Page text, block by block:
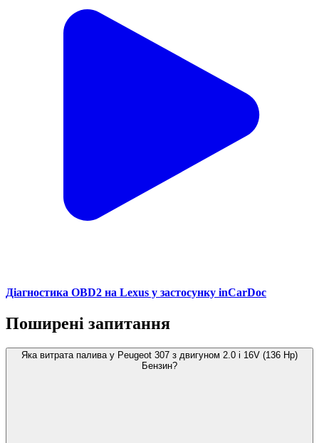
Діагностика OBD2 на Lexus у застосунку inCarDoc
Поширені запитання
Яка витрата палива у Peugeot 307 з двигуном 2.0 i 16V (136 Hp)
Бензин?